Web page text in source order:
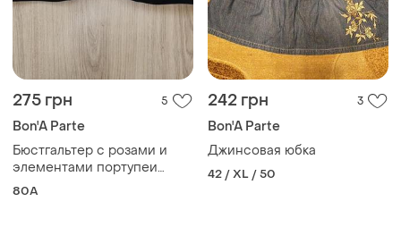
275 грн 5
Bon'A Parte
Бюстгальтер с розами и
элементами портупеи
bon`a parte
80A
242 грн 3
Bon'A Parte
Джинсовая юбка
42 / XL / 50